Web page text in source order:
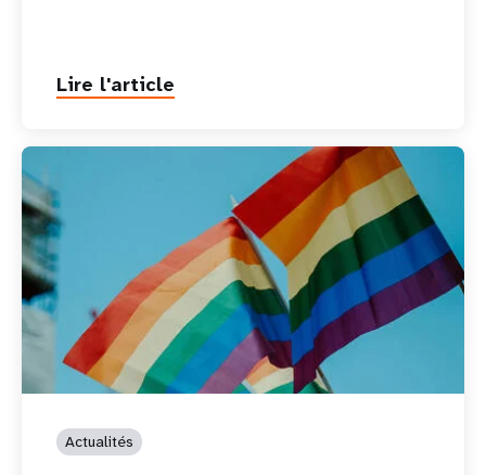
Lire l'article
Actualités